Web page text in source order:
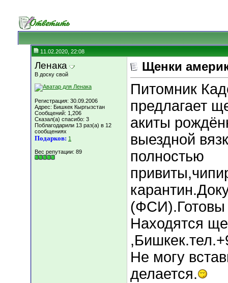
11.02.2020, 22:08
Ленака
В доску свой
Регистрация: 30.09.2006
Адрес: Бишкек Кыргызстан
Сообщений: 1,206
Сказал(а) спасибо: 3
Поблагодарили 13 раз(а) в 12
сообщениях
Подарков: 1
Вес репутации: 89
Щенки
Питомник
предлагает
акиты
выездной
полностью
(ФСИ).Готовы
Находятся
Не могу
делается.